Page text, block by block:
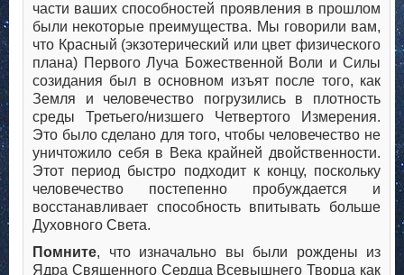
части ваших способностей проявления в прошлом
были некоторые преимущества. Мы говорили вам,
что Красный (экзотерический или цвет физического
плана) Первого Луча Божественной Воли и Силы
созидания был в основном изъят после того, как
Земля и человечество погрузились в плотность
среды Третьего/низшего Четвертого Измерения.
Это было сделано для того, чтобы человечество не
уничтожило себя в Века крайней двойственности.
Этот период быстро подходит к концу, поскольку
человечество постепенно пробуждается и
восстанавливает способность впитывать больше
Духовного Света.
Помните, что изначально вы были рождены из
Ядра Священного Сердца Всевышнего Творца как